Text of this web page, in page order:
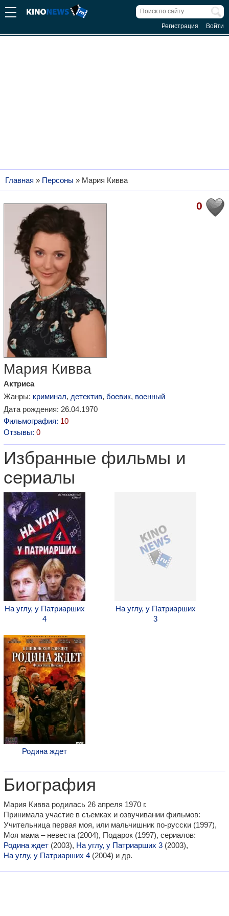
Регистрация Войти
Главная » Персоны » Мария Кивва
0
Мария Кивва
Актриса
Жанры: криминал, детектив, боевик, военный
Дата рождения: 26.04.1970
Фильмография: 10
Отзывы: 0
Избранные фильмы и
сериалы
На углу, у Патриарших
4
На углу, у Патриарших
3
Родина ждет
Биография
Мария Кивва родилась 26 апреля 1970 г.
Принимала участие в съемках и озвучивании фильмов:
Учительница первая моя, или мальчишник по-русски (1997),
Моя мама – невеста (2004), Подарок (1997), сериалов:
Родина ждет (2003), На углу, у Патриарших 3 (2003),
На углу, у Патриарших 4 (2004) и др.